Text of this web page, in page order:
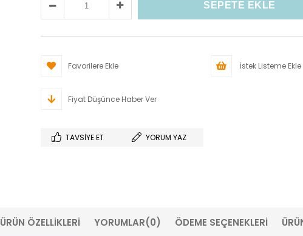
Favorilere Ekle İstek Listeme Ekle
Fiyat Düşünce Haber Ver
TAVSIYE ET YORUM YAZ
ÜRÜN ÖZELLIKLERI YORUMLAR(0) ÖDEME SEÇENEKLERI